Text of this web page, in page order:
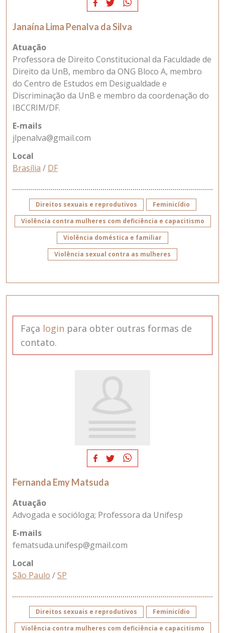
Janaína Lima Penalva da Silva
Atuação
Professora de Direito Constitucional da Faculdade de
Direito da UnB, membro da ONG Bloco A, membro
do Centro de Estudos em Desigualdade e
Discriminação da UnB e membro da coordenação do
IBCCRIM/DF.
E-mails
jlpenalva@gmail.com
Local
Brasília / DF
Direitos sexuais e reprodutivos
Feminicídio
Violência contra mulheres com deficiência e capacitismo
Violência doméstica e familiar
Violência sexual contra as mulheres
Faça login para obter outras formas de
contato.
Fernanda Emy Matsuda
Atuação
Advogada e socióloga; Professora da Unifesp
E-mails
fematsuda.unifesp@gmail.com
Local
São Paulo /SP
Direitos sexuais e reprodutivos
Feminicídio
Violência contra mulheres com deficiência e capacitismo